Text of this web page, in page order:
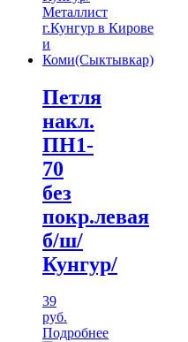
Петля
накл.
ПН1-
70
без
покр.левая
б/ш/
Кунгур/
39
руб.
Подробнее